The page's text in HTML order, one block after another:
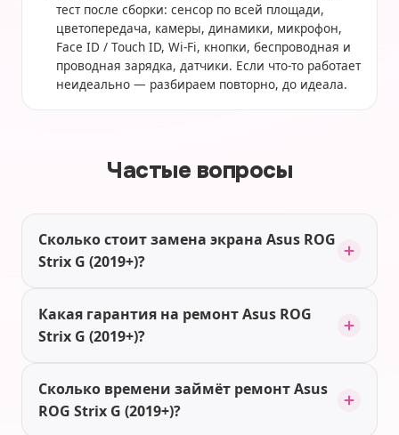
тест после сборки: сенсор по всей площади,
цветопередача, камеры, динамики, микрофон,
Face ID / Touch ID, Wi-Fi, кнопки, беспроводная и
проводная зарядка, датчики. Если что-то работает
неидеально — разбираем повторно, до идеала.
Частые вопросы
Сколько стоит замена экрана Asus ROG
Strix G (2019+)?
Какая гарантия на ремонт Asus ROG
Strix G (2019+)?
Сколько времени займёт ремонт Asus
ROG Strix G (2019+)?